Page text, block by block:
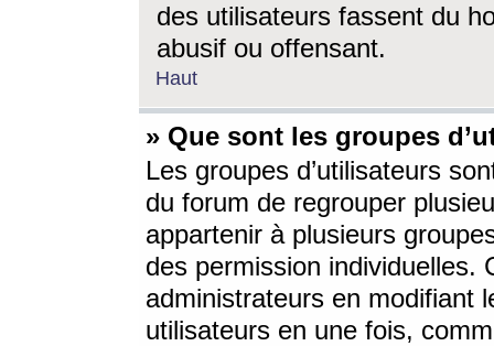
des utilisateurs fassent du
abusif ou offensant.
Haut
» Que sont les groupes
Les groupes d’utilisateurs
du forum de regrouper
appartenir à plusieurs
des permission individuelles.
administrateurs en modifiant
utilisateurs en une fois,